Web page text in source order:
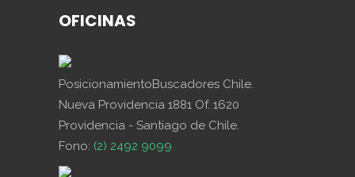
OFICINAS
PosicionamientoBuscadores Chile.
Nueva Providencia 1881 Of. 1620
Providencia - Santiago de Chile.
Fono: (2) 2492 9099